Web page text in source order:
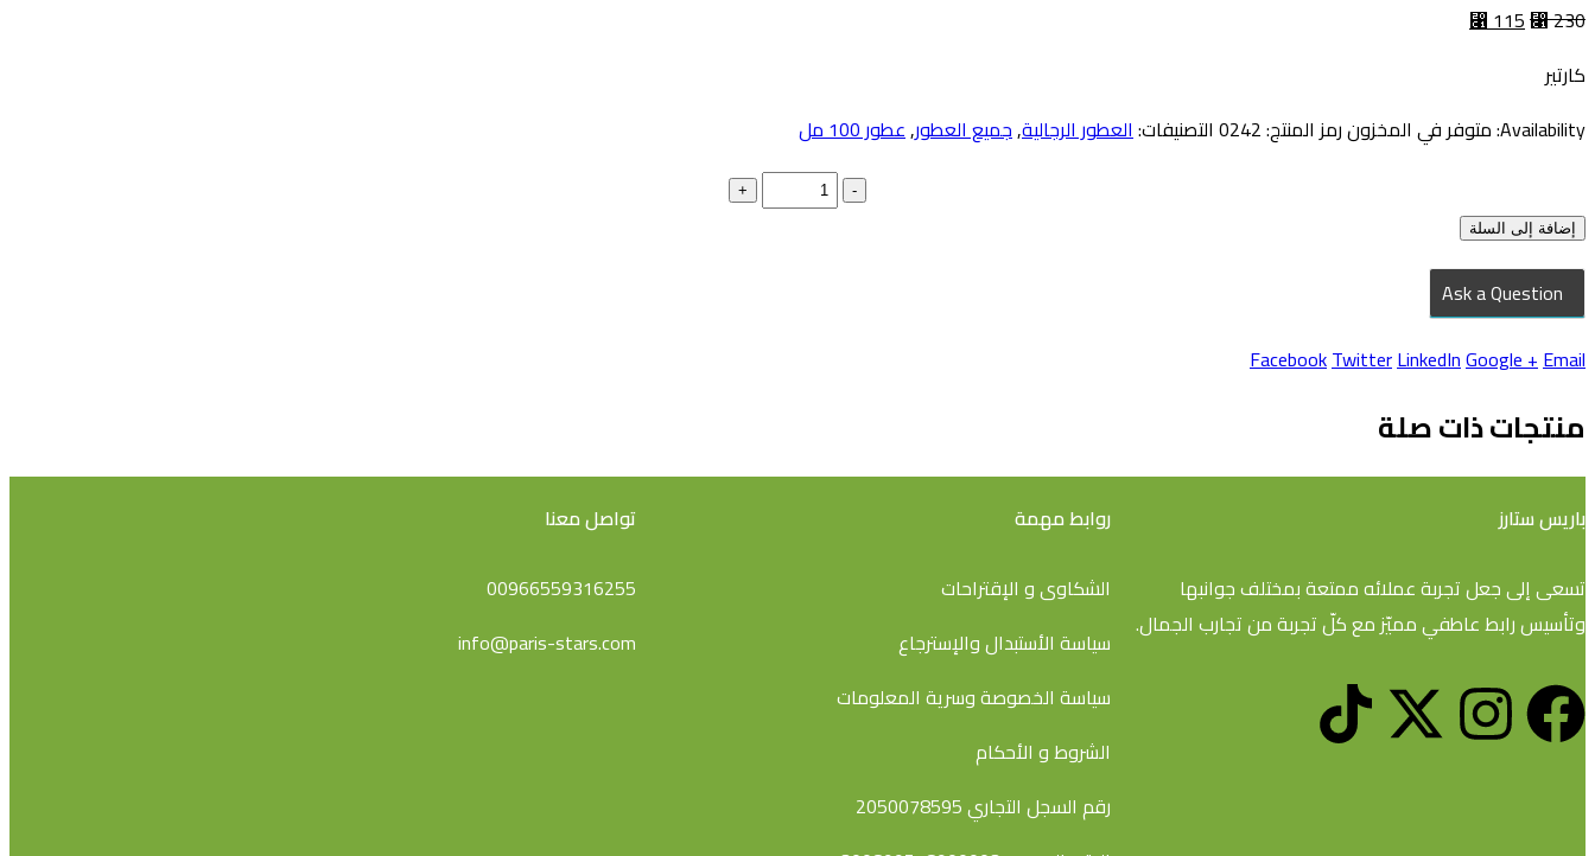
⃁230
⃁115
كارتير
Availability: متوفر في المخزونرمز المنتج:0242 التصنيفات:العطور الرجالية,جميع العطور,عطور 100 مل
-
+
إضافة إلى السلة
Ask a Question
FacebookTwitterLinkedInGoogle +Email
منتجات ذات صلة
باريس ستارز
تسعى إلى جعل تجربة عملائه ممتعة بمختلف جوانبها
وتأسيس رابط عاطفي مميّز مع كلّ تجربة من تجارب الجمال.
روابط مهمة
الشكاوى و اﻹقتراحات
سياسة الأستبدال والإسترجاع
سياسة الخصوصة وسرية المعلومات
الشروط و الأحكام
رقم السجل التجاري 2050078595
تواصل معنا
00966559316255
info@paris-stars.com